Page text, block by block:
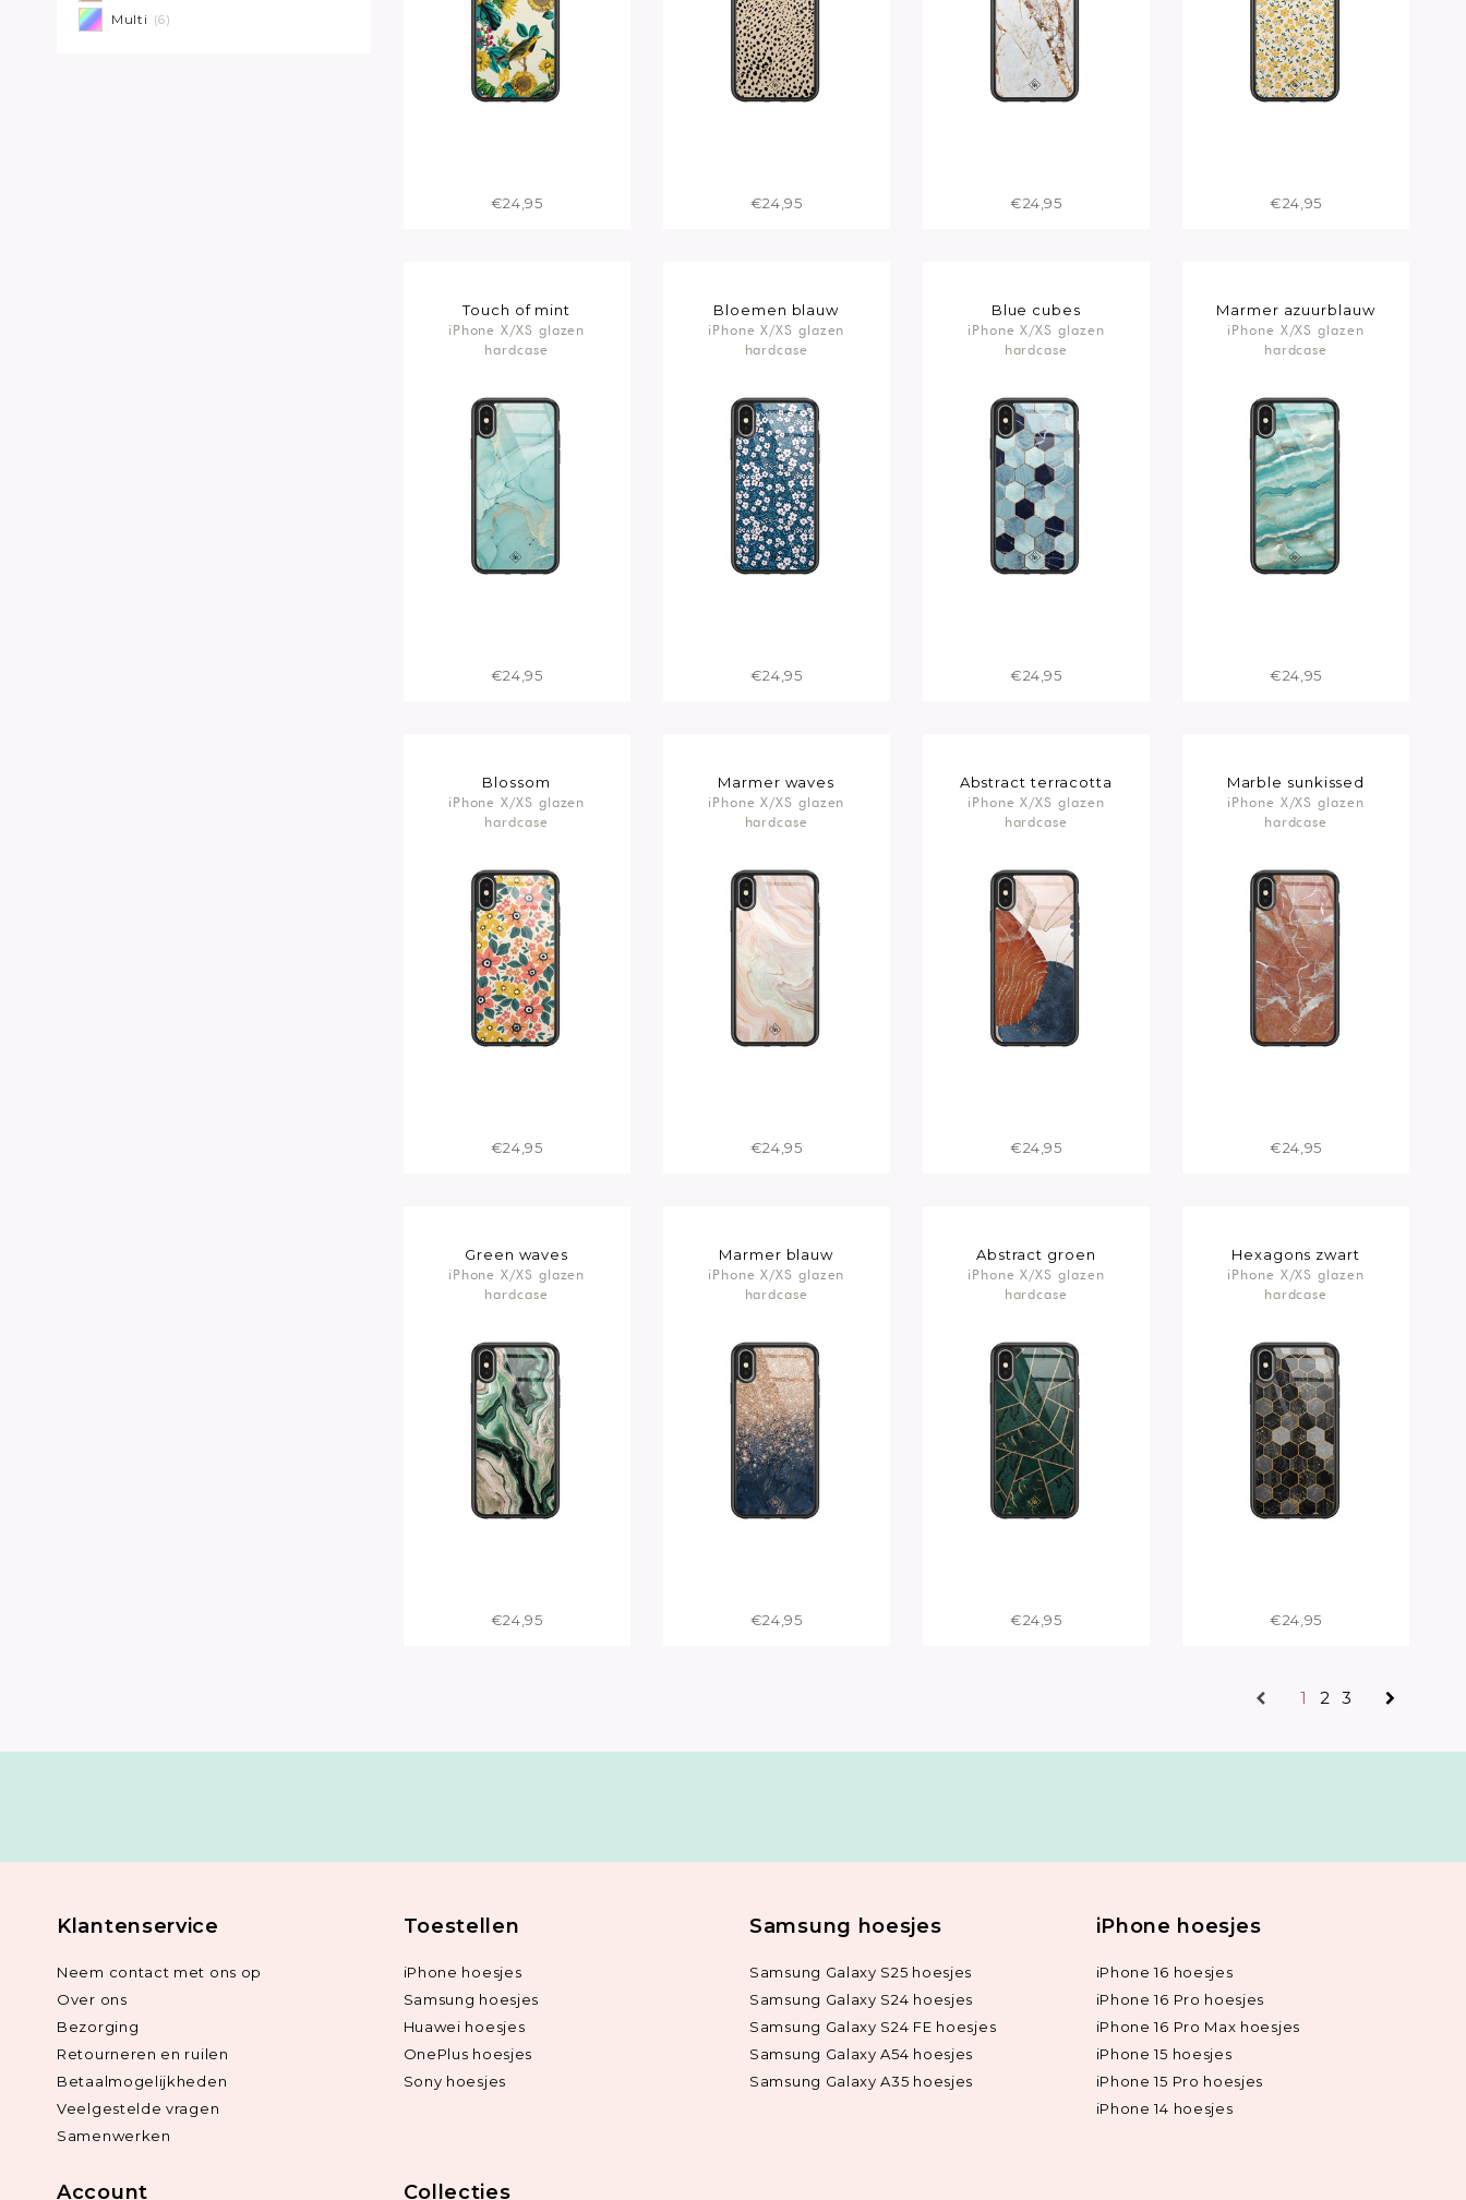
Multi (6)
€24,95 €24,95 €24,95 €24,95
Touch of mint
iPhone X/XS glazen
hardcase
€24,95
Bloemen blauw
iPhone X/XS glazen
hardcase
€24,95
Blue cubes
iPhone X/XS glazen
hardcase
€24,95
Marmer azuurblauw
iPhone X/XS glazen
hardcase
€24,95
Blossom
iPhone X/XS glazen
hardcase
€24,95
Marmer waves
iPhone X/XS glazen
hardcase
€24,95
Abstract terracotta
iPhone X/XS glazen
hardcase
€24,95
Marble sunkissed
iPhone X/XS glazen
hardcase
€24,95
Green waves
iPhone X/XS glazen
hardcase
€24,95
Marmer blauw
rosegoud
iPhone X/XS glazen
hardcase
€24,95
Abstract groen
iPhone X/XS glazen
hardcase
€24,95
Hexagons zwart
iPhone X/XS glazen
hardcase
€24,95
1 2 3
Klantenservice
Neem contact met ons op
Over ons
Bezorging
Retourneren en ruilen
Betaalmogelijkheden
Veelgestelde vragen
Samenwerken
Toestellen
iPhone hoesjes
Samsung hoesjes
Huawei hoesjes
OnePlus hoesjes
Sony hoesjes
Samsung hoesjes
Samsung Galaxy S25 hoesjes
Samsung Galaxy S24 hoesjes
Samsung Galaxy S24 FE hoesjes
Samsung Galaxy A54 hoesjes
Samsung Galaxy A35 hoesjes
iPhone hoesjes
iPhone 16 hoesjes
iPhone 16 Pro hoesjes
iPhone 16 Pro Max hoesjes
iPhone 15 hoesjes
iPhone 15 Pro hoesjes
iPhone 14 hoesjes
Account Collecties